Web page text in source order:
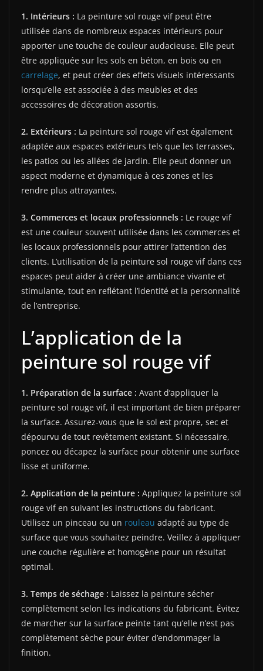
1. Intérieurs : La peinture sol rouge vif peut être
utilisée dans de nombreux espaces intérieurs pour
apporter une touche de couleur audacieuse. Elle peut
être appliquée sur les sols en béton, en bois ou en
carrelage, et peut créer des effets visuels intéressants
lorsqu’elle est associée à des meubles et des
accessoires de décoration assortis.
2. Extérieurs : La peinture sol rouge vif est également
adaptée aux espaces extérieurs tels que les terrasses,
les patios ou les allées de jardin. Elle peut donner un
aspect moderne et dynamique à ces zones et les
rendre plus attrayantes.
3. Commerces et locaux professionnels : Le rouge vif
est une couleur souvent utilisée dans les commerces et
les locaux professionnels pour attirer l’attention des
clients. L’utilisation de la peinture sol rouge vif dans ces
espaces peut aider à créer une ambiance vivante et
stimulante, tout en reflétant l’identité et la personnalité
de l’entreprise.
L’application de la
peinture sol rouge vif
1. Préparation de la surface : Avant d’appliquer la
peinture sol rouge vif, il est important de bien préparer
la surface. Assurez-vous que le sol est propre, sec et
dépourvu de tout revêtement existant. Si nécessaire,
poncez ou décapez la surface pour obtenir une surface
lisse et uniforme.
2. Application de la peinture : Appliquez la peinture sol
rouge vif en suivant les instructions du fabricant.
Utilisez un pinceau ou un rouleau adapté au type de
surface que vous souhaitez peindre. Veillez à appliquer
une couche régulière et homogène pour un résultat
optimal.
3. Temps de séchage : Laissez la peinture sécher
complètement selon les indications du fabricant. Évitez
de marcher sur la surface peinte tant qu’elle n’est pas
complètement sèche pour éviter d’endommager la
finition.